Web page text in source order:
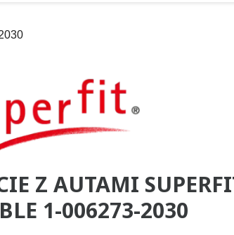
Z AUTAMI
1-006273-2030